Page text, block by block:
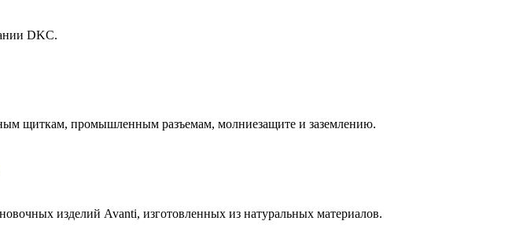
DKC.
щиткам, промышленным разъемам, молниезащите и заземлению.
изделий Avanti, изготовленных из натуральных материалов.